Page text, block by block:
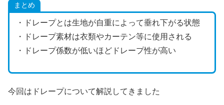
まとめ
・ドレープとは生地が自重によって垂れ下がる状態
・ドレープ素材は衣類やカーテン等に使用される
・ドレープ係数が低いほどドレープ性が高い
今回はドレープについて解説してきました